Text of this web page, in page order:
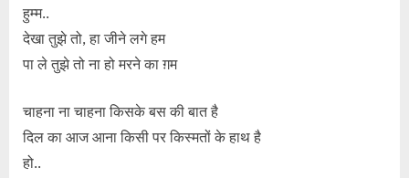
हुम्म..
देखा तुझे तो, हा जीने लगे हम
पा ले तुझे तो ना हो मरने का ग़म
चाहना ना चाहना किसके बस की बात है
दिल का आज आना किसी पर किस्मतों के हाथ है
हो..